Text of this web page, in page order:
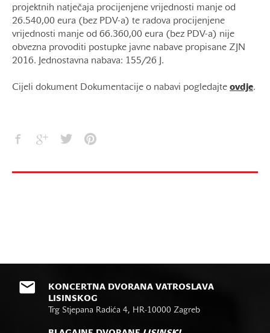
projektnih natječaja procijenjene vrijednosti manje od
26.540,00 eura (bez PDV-a) te radova procijenjene
vrijednosti manje od 66.360,00 eura (bez PDV-a) nije
obvezna provoditi postupke javne nabave propisane ZJN
2016. Jednostavna nabava: 155/26 J.
Cijeli dokument Dokumentacije o nabavi pogledajte ovdje.
KONCERTNA DVORANA VATROSLAVA
LISINSKOG
Trg Stjepana Radića 4, HR-10000 Zagreb